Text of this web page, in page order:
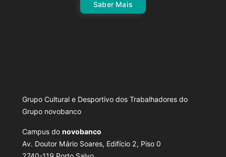
Saber Mais
Grupo Cultural e Desportivo dos Trabalhadores do
Grupo novobanco
Campus do novobanco
Av. Doutor Mário Soares, Edifício 2, Piso 0